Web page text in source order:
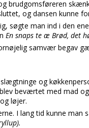
brudgomsføreren
og dansen kunne
søgte man ind i den
En snaps te æ Brød, det
samvær begav
og
beværtet med mad
løjer.
I lang tid kunne